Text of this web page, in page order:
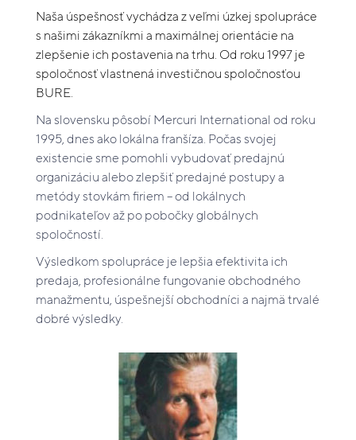
Naša úspešnosť vychádza z veľmi úzkej spolupráce
s našimi zákazníkmi a maximálnej orientácie na
zlepšenie ich postavenia na trhu. Od roku 1997 je
spoločnosť vlastnená investičnou spoločnosťou
BURE.
Na slovensku pôsobí Mercuri International od roku
1995, dnes ako lokálna franšíza. Počas svojej
existencie sme pomohli vybudovať predajnú
organizáciu alebo zlepšiť predajné postupy a
metódy stovkám firiem – od lokálnych
podnikateľov až po pobočky globálnych
spoločností.
Výsledkom spolupráce je lepšia efektivita ich
predaja, profesionálne fungovanie obchodného
manažmentu, úspešnejší obchodníci a najmä trvalé
dobré výsledky.